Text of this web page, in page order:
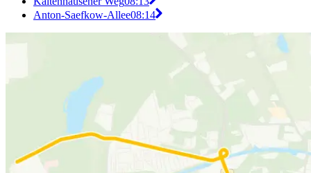
Anton-Saefkow-Allee08:14